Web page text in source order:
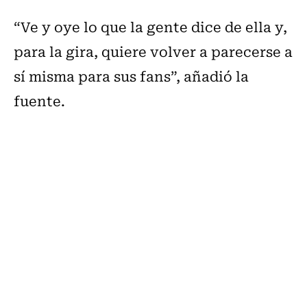
“Ve y oye lo que la gente dice de ella y,
para la gira, quiere volver a parecerse a
sí misma para sus fans”, añadió la
fuente.